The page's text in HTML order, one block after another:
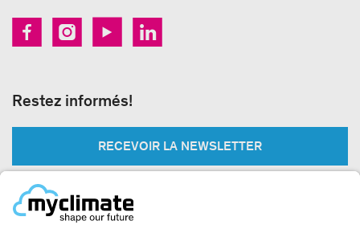
Restez informés!
RECEVOIR LA NEWSLETTER